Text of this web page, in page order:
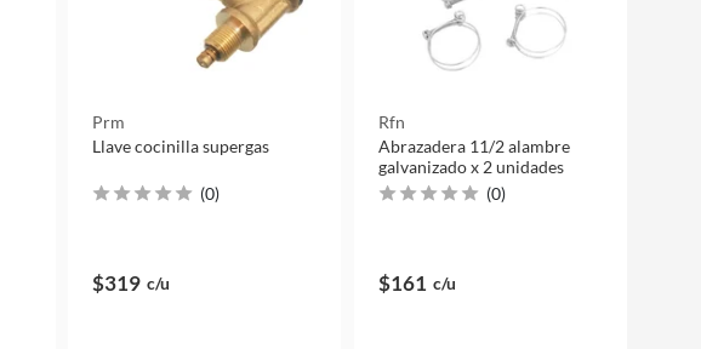
Prm
Llave cocinilla supergas
(0)
$319 c/u
Rfn
Abrazadera 11/2 alambre
galvanizado x 2 unidades
(0)
$161 c/u